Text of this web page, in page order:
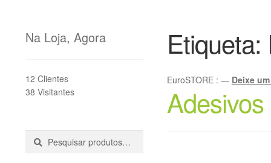
Etiqueta:
EuroSTORE : — Deixe
Na Loja, Agora
12 Clientes
38 Visitantes
Pesquisar
Pesquisa